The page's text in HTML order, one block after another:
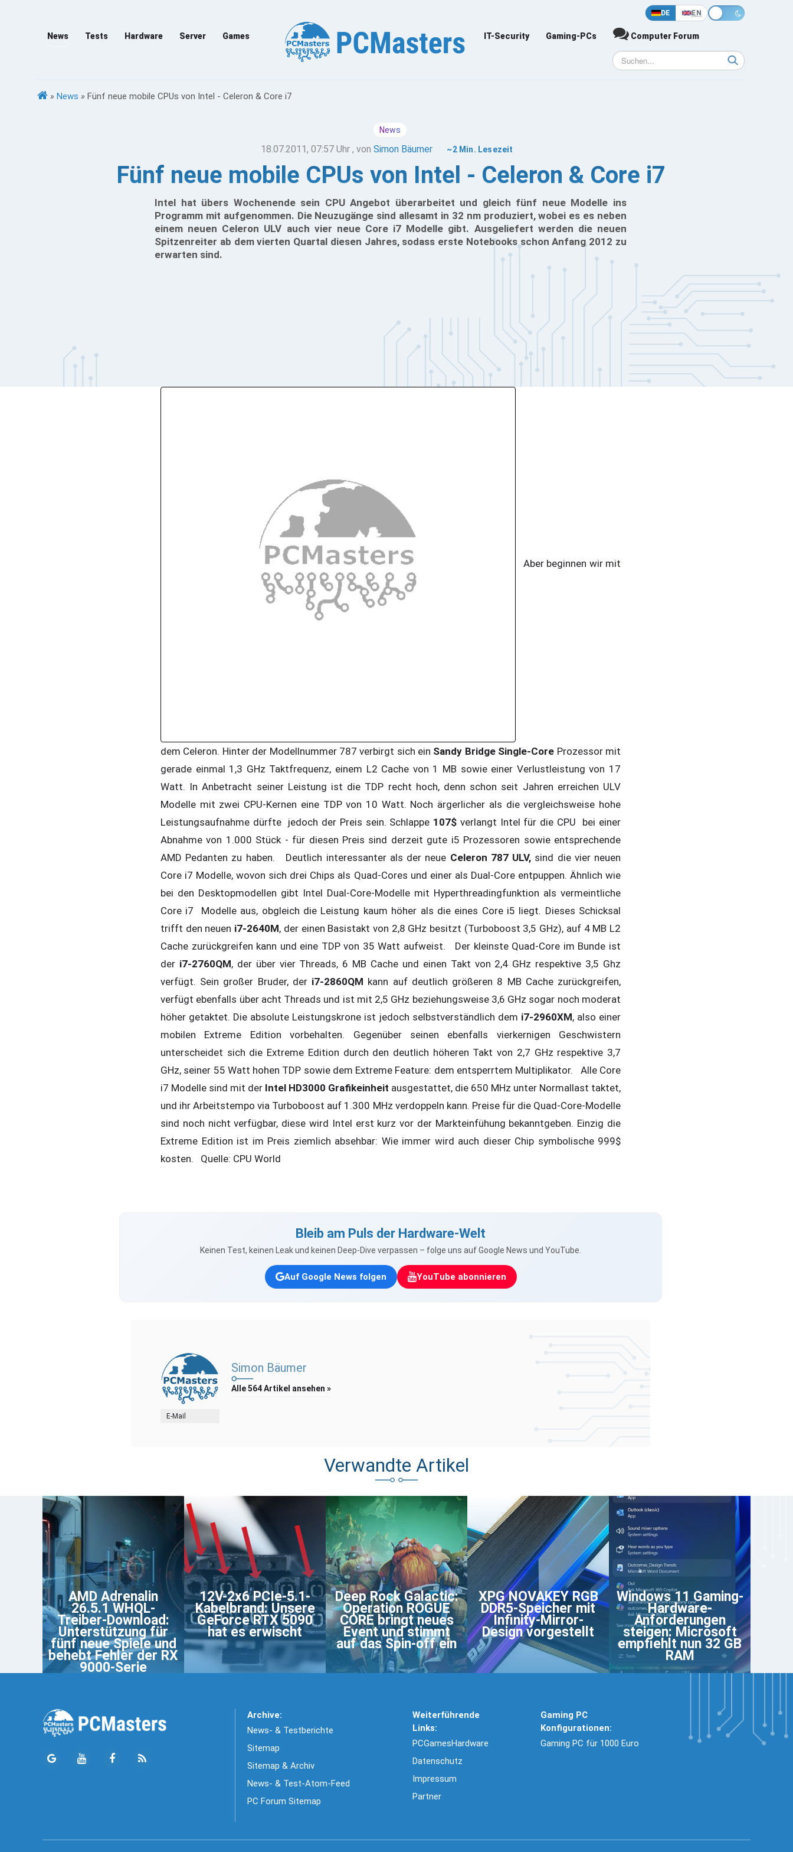
DE EN
News Tests Hardware Server Games IT-Security Gaming-PCs Computer Forum
» News » Fünf neue mobile CPUs von Intel - Celeron & Core i7
News
18.07.2011, 07:57 Uhr , vonSimon Bäumer ~2 Min. Lesezeit
Fünf neue mobile CPUs von Intel - Celeron & Core i7
Intel hat übers Wochenende sein CPU Angebot überarbeitet und gleich fünf neue Modelle ins
Programm mit aufgenommen. Die Neuzugänge sind allesamt in 32 nm produziert, wobei es es neben
einem neuen Celeron ULV auch vier neue Core i7 Modelle gibt. Ausgeliefert werden die neuen
Spitzenreiter ab dem vierten Quartal diesen Jahres, sodass erste Notebooks schon Anfang 2012 zu
erwarten sind.
Aber beginnen wir mit
dem Celeron. Hinter der Modellnummer 787 verbirgt sich ein Sandy Bridge Single-Core Prozessor mit
gerade einmal 1,3 GHz Taktfrequenz, einem L2 Cache von 1 MB sowie einer Verlustleistung von 17
Watt. In Anbetracht seiner Leistung ist die TDP recht hoch, denn schon seit Jahren erreichen ULV
Modelle mit zwei CPU-Kernen eine TDP von 10 Watt. Noch ärgerlicher als die vergleichsweise hohe
Leistungsaufnahme dürfte jedoch der Preis sein. Schlappe 107$ verlangt Intel für die CPU bei einer
Abnahme von 1.000 Stück - für diesen Preis sind derzeit gute i5 Prozessoren sowie entsprechende
AMD Pedanten zu haben. Deutlich interessanter als der neue Celeron 787 ULV, sind die vier neuen
Core i7 Modelle, wovon sich drei Chips als Quad-Cores und einer als Dual-Core entpuppen. Ähnlich wie
bei den Desktopmodellen gibt Intel Dual-Core-Modelle mit Hyperthreadingfunktion als vermeintliche
Core i7 Modelle aus, obgleich die Leistung kaum höher als die eines Core i5 liegt. Dieses Schicksal
trifft den neuen i7-2640M, der einen Basistakt von 2,8 GHz besitzt (Turboboost 3,5 GHz), auf 4 MB L2
Cache zurückgreifen kann und eine TDP von 35 Watt aufweist. Der kleinste Quad-Core im Bunde ist
der i7-2760QM, der über vier Threads, 6 MB Cache und einen Takt von 2,4 GHz respektive 3,5 Ghz
verfügt. Sein großer Bruder, deri7-2860QM kann auf deutlich größeren 8 MB Cache zurückgreifen,
verfügt ebenfalls über acht Threads und ist mit 2,5 GHz beziehungsweise 3,6 GHz sogar noch moderat
höher getaktet. Die absolute Leistungskrone ist jedoch selbstverständlich dem i7-2960XM, also einer
mobilen Extreme Edition vorbehalten. Gegenüber seinen ebenfalls vierkernigen Geschwistern
unterscheidet sich die Extreme Edition durch den deutlich höheren Takt von 2,7 GHz respektive 3,7
GHz, seiner 55 Watt hohen TDP sowie dem Extreme Feature: dem entsperrtem Multiplikator. Alle Core
i7 Modelle sind mit der Intel HD3000 Grafikeinheit ausgestattet, die 650 MHz unter Normallast taktet,
und ihr Arbeitstempo via Turboboost auf 1.300 MHz verdoppeln kann. Preise für die Quad-Core-Modelle
sind noch nicht verfügbar, diese wird Intel erst kurz vor der Markteinfühung bekanntgeben. Einzig die
Extreme Edition ist im Preis ziemlich absehbar: Wie immer wird auch dieser Chip symbolische 999$
kosten. Quelle: CPU World
Bleib am Puls der Hardware-Welt
Keinen Test, keinen Leak und keinen Deep-Dive verpassen – folge uns auf Google News und YouTube.
Auf Google News folgen YouTube abonnieren
E-Mail
Simon Bäumer
Alle 564 Artikel ansehen »
Verwandte Artikel
AMD Adrenalin
26.5.1 WHQL-
Treiber-Download:
Unterstützung für
fünf neue Spiele und
behebt Fehler der RX
9000-Serie
12V-2x6 PCIe-5.1-
Kabelbrand: Unsere
GeForce RTX 5090
hat es erwischt
Deep Rock Galactic:
Operation ROGUE
CORE bringt neues
Event und stimmt
auf das Spin-off ein
XPG NOVAKEY RGB
DDR5-Speicher mit
Infinity-Mirror-
Design vorgestellt
Windows 11 Gaming-
Hardware-
Anforderungen
steigen: Microsoft
empfiehlt nun 32 GB
RAM
Archive:
News- & Testberichte
Sitemap
Sitemap & Archiv
News- & Test-Atom-Feed
PC Forum Sitemap
Weiterführende
Links:
PCGamesHardware
Datenschutz
Impressum
Partner
Gaming PC
Konfigurationen:
Gaming PC für 1000 Euro